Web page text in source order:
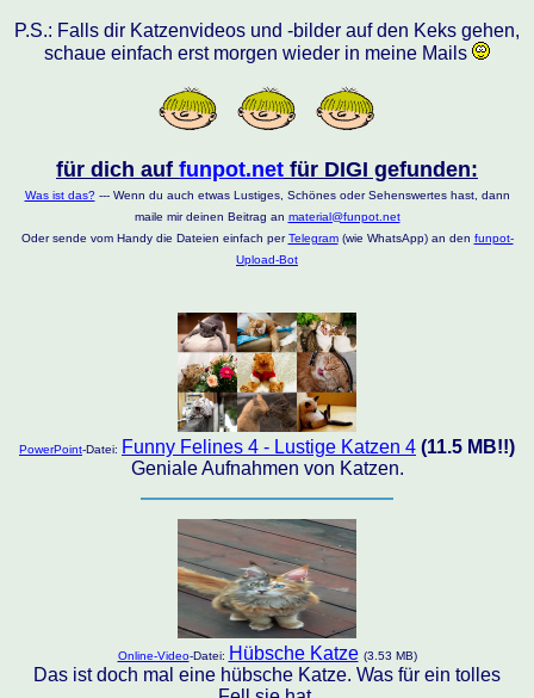
P.S.: Falls dir Katzenvideos und -bilder auf den Keks gehen,
schaue einfach erst morgen wieder in meine Mails
für dich auf funpot.net für DIGI gefunden:
Was ist das?--- Wenn du auch etwas Lustiges, Schönes oder Sehenswertes hast, dann
maile mir deinen Beitrag an material@funpot.net
Oder sende vom Handy die Dateien einfach perTelegram(wie WhatsApp) an den funpot-
Upload-Bot
PowerPoint-Datei: Funny Felines 4 - Lustige Katzen 4 (11.5 MB!!)
Geniale Aufnahmen von Katzen.
Online-Video-Datei: Hübsche Katze (3.53 MB)
Das ist doch mal eine hübsche Katze. Was für ein tolles